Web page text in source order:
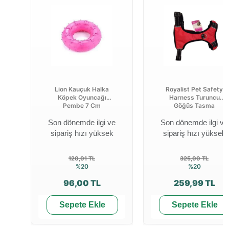
Lion Kauçuk Halka
Köpek Oyuncağı
Pembe 7 Cm
Son dönemde ilgi ve
sipariş hızı yüksek
120,01 TL
%20
96,00 TL
Sepete Ekle
Royalist Pet Safety
Harness Turuncu
Göğüs Tasma
Son dönemde ilgi ve
sipariş hızı yüksek
325,00 TL
%20
259,99 TL
Sepete Ekle